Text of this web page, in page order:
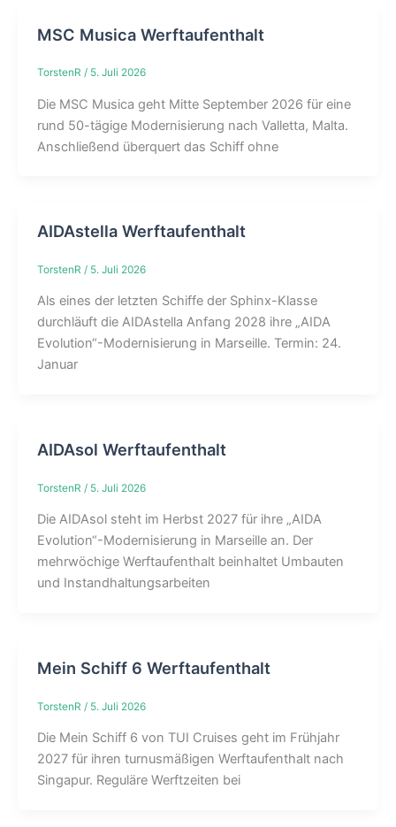
MSC Musica Werftaufenthalt
TorstenR / 5. Juli 2026
Die MSC Musica geht Mitte September 2026 für eine
rund 50-tägige Modernisierung nach Valletta, Malta.
Anschließend überquert das Schiff ohne
AIDAstella Werftaufenthalt
TorstenR / 5. Juli 2026
Als eines der letzten Schiffe der Sphinx-Klasse
durchläuft die AIDAstella Anfang 2028 ihre „AIDA
Evolution“-Modernisierung in Marseille. Termin: 24.
Januar
AIDAsol Werftaufenthalt
TorstenR / 5. Juli 2026
Die AIDAsol steht im Herbst 2027 für ihre „AIDA
Evolution“-Modernisierung in Marseille an. Der
mehrwöchige Werftaufenthalt beinhaltet Umbauten
und Instandhaltungsarbeiten
Mein Schiff 6 Werftaufenthalt
TorstenR / 5. Juli 2026
Die Mein Schiff 6 von TUI Cruises geht im Frühjahr
2027 für ihren turnusmäßigen Werftaufenthalt nach
Singapur. Reguläre Werftzeiten bei